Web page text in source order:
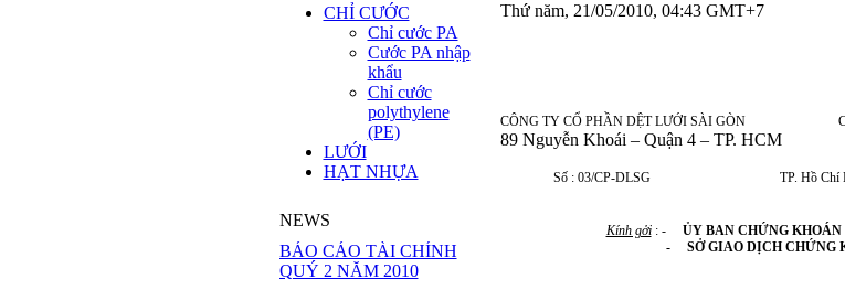
CHỈ CƯỚC
Chỉ cước PA
Cước PA nhập
khẩu
Chỉ cước
polythylene
(PE)
LƯỚI
HẠT NHỰA
NEWS
BÁO CÁO TÀI CHÍNH
QUÝ 2 NĂM 2010
Thứ năm, 21/05/2010, 04:43 GMT+7
CÔNG TY CỔ PHẦN DỆT LƯỚI SÀI GÒN
89 Nguyễn Khoái – Quận 4 – TP. HCMĐộc
------
Số : 03/CP-DLSG TP. Hồ Chí Minh,
Kính gởi: - ỦY BAN CHỨNG KHOÁN
- SỞ GIAO DỊCH CHỨNG